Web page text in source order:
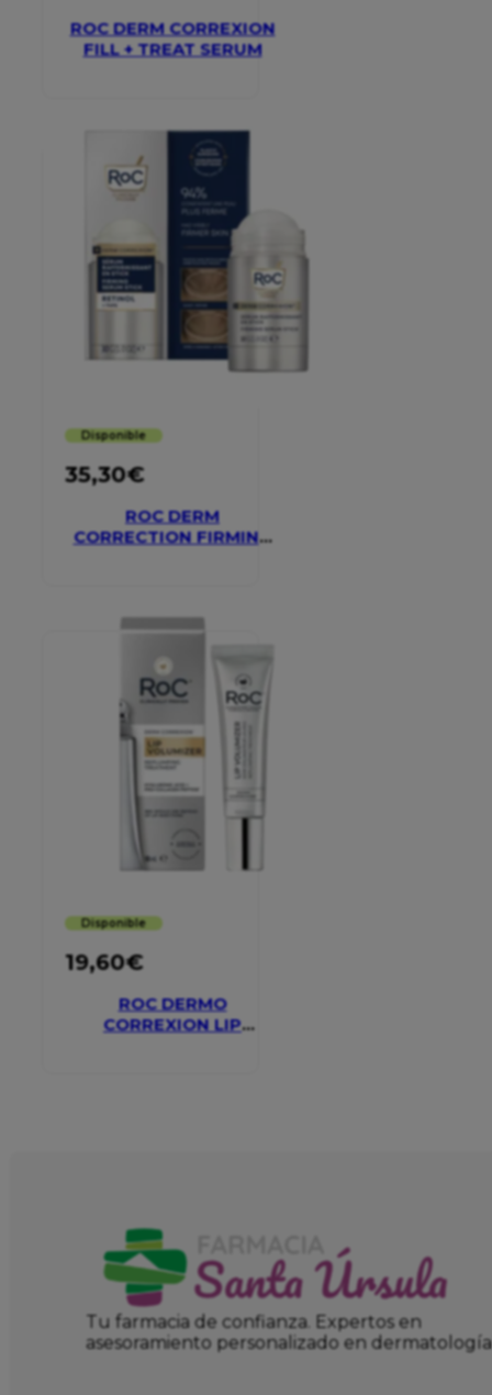
ROC DERM CORREXION
FILL + TREAT SERUM
Disponible
35,30€
ROC DERM
CORRECTION FIRMING
Disponible
19,60€
ROC DERMO
CORREXION LIP
Tu farmacia de confianza. Expertos en
asesoramiento personalizado en dermatología